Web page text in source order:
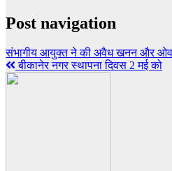
Post navigation
संभागीय आयुक्त ने की अवैध खनन और
बीकानेर नगर स्थापना दिवस 2 मई को